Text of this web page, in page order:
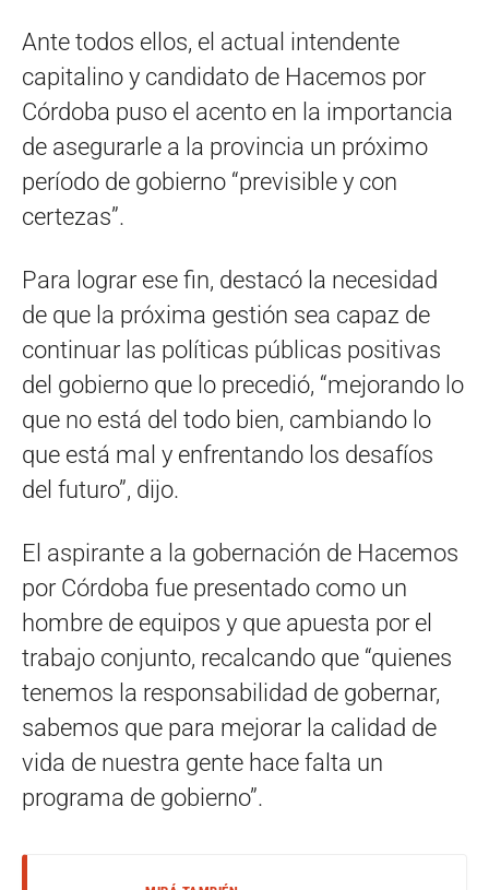
Ante todos ellos, el actual intendente
capitalino y candidato de Hacemos por
Córdoba puso el acento en la importancia
de asegurarle a la provincia un próximo
período de gobierno “previsible y con
certezas”.
Para lograr ese fin, destacó la necesidad
de que la próxima gestión sea capaz de
continuar las políticas públicas positivas
del gobierno que lo precedió, “mejorando lo
que no está del todo bien, cambiando lo
que está mal y enfrentando los desafíos
del futuro”, dijo.
El aspirante a la gobernación de Hacemos
por Córdoba fue presentado como un
hombre de equipos y que apuesta por el
trabajo conjunto, recalcando que “quienes
tenemos la responsabilidad de gobernar,
sabemos que para mejorar la calidad de
vida de nuestra gente hace falta un
programa de gobierno”.